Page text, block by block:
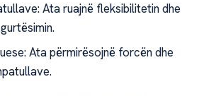
Ata ruajnë fleksibilitetin dhe
Ata përmirësojnë forcën dhe